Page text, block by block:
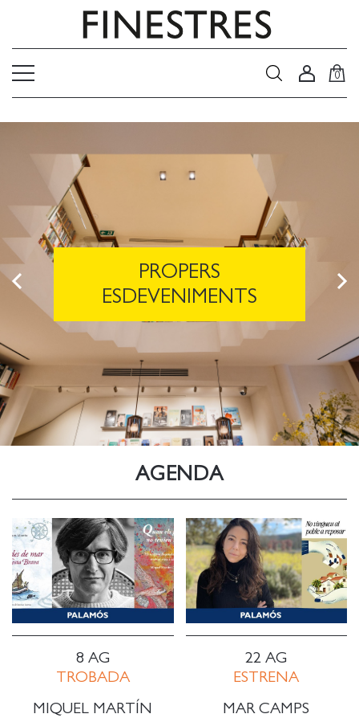
0
PROPERS
ESDEVENIMENTS
AGENDA
8 AG
TROBADA
MIQUEL MARTÍN
22 AG
ESTRENA
MAR CAMPS